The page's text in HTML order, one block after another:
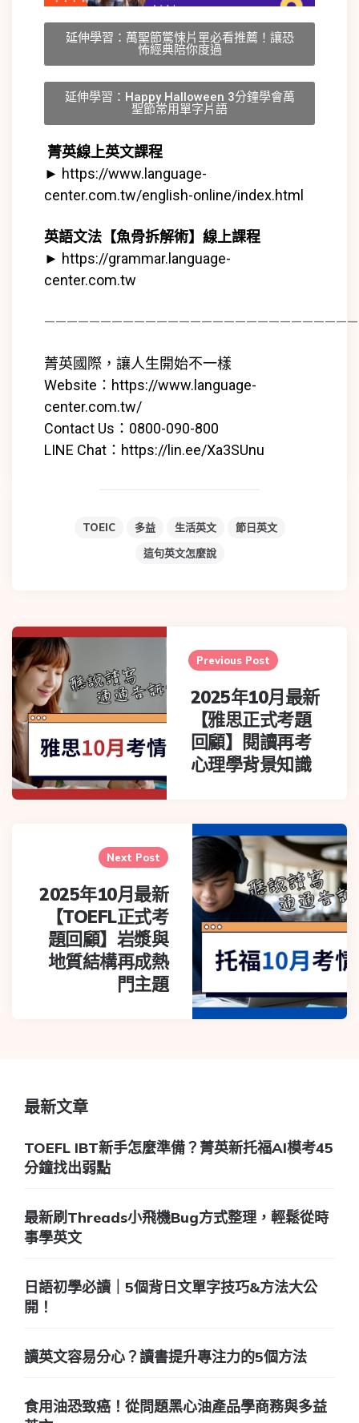
延伸學習：萬聖節驚悚片單必看推薦！讓恐
怖經典陪你度過
延伸學習：Happy Halloween 3分鐘學會萬
聖節常用單字片語
菁英線上英文課程
► https://www.language-
center.com.tw/english-online/index.html
英語文法【魚骨拆解術】線上課程
► https://grammar.language-
center.com.tw
菁英國際，讓人生開始不一樣
Website： https://www.language-
center.com.tw/
Contact Us：0800-090-800
LINE Chat： https://lin.ee/Xa3SUnu
TOEIC 多益 生活英文
節日英文
這句英文怎麼說
Previous Post
2025年10月最新
【雅思正式考題
回顧】閱讀再考
心理學背景知識
Next Post
2025年10月最新
【TOEFL正式考
題回顧】岩漿與
地質結構再成熱
門主題
最新文章
TOEFL IBT新手怎麼準備？菁英新托福AI模考45
分鐘找出弱點
最新刷Threads小飛機Bug方式整理，輕鬆從時
事學英文
日語初學必讀｜5個背日文單字技巧&方法大公
開！
讀英文容易分心？讀書提升專注力的5個方法
食用油恐致癌！從問題黑心油產品學商務與多益